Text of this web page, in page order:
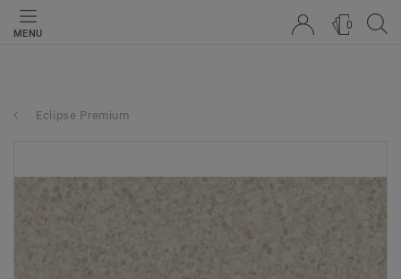
MENU
0
Eclipse Premium